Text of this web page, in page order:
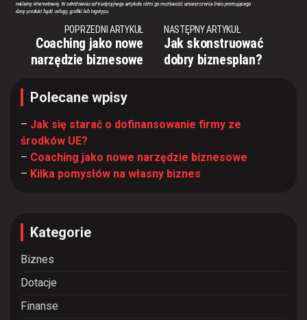
POPRZEDNI ARTYKUŁ
Coaching jako nowe
narzędzie biznesowe
NASTĘPNY ARTYKUŁ
Jak skonstruować
dobry biznesplan?
Polecane wpisy
– Jak się starać o dofinansowanie firmy ze
środków UE?
– Coaching jako nowe narzędzie biznesowe
– Kilka pomysłów na własny biznes
Kategorie
Biznes
Dotacje
Finanse